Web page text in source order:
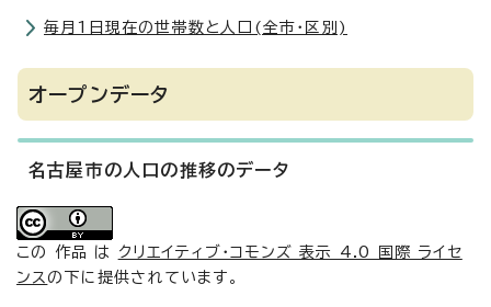
毎月1日現在の世帯数と人口(全市・区別)
オープンデータ
名古屋市の人口の推移のデータ
この 作品 は クリエイティブ・コモンズ 表示 4.0 国際 ライセ
ンスの下に提供されています。